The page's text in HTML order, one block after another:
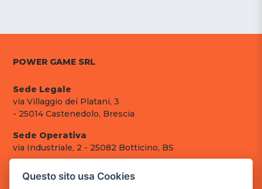
POWER GAME SRL
Sede Legale
via Villaggio dei Platani, 3
- 25014 Castenedolo, Brescia
Sede Operativa
via Industriale, 2 - 25082 Botticino, BS
Cod. SDI: RMRCWXR
Questo sito usa Cookies